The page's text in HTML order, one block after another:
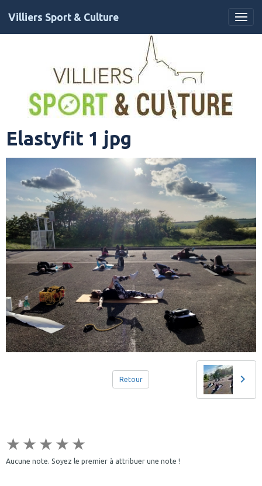
Villiers Sport & Culture
Elastyfit 1 jpg
Retour
★ ★ ★ ★ ★
Aucune note. Soyez le premier à attribuer une note !